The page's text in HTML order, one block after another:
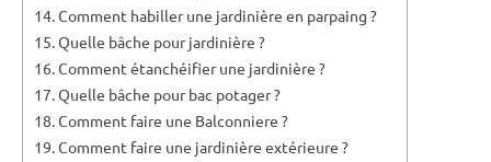
Comment habiller une jardinière en parpaing ?
Quelle bâche pour jardinière ?
Comment étanchéifier une jardinière ?
Quelle bâche pour bac potager ?
Comment faire une Balconniere ?
Comment faire une jardinière extérieure ?